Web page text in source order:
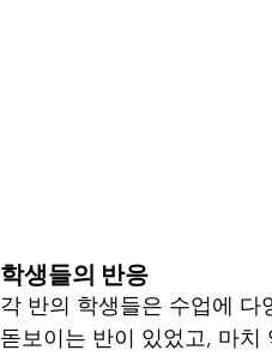
학생들의 반응
각 반의 학생들은 수업에
돋보이는 반이 있었고, 마치